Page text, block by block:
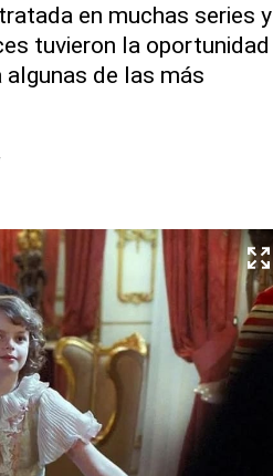
en muchas series y
tuvieron la oportunidad
de las más